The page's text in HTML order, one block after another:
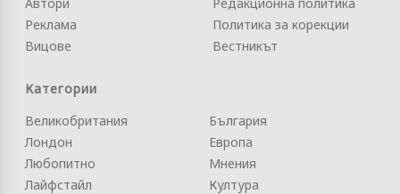
Реклама
Вицове
Политика за корекции
Вестникът
Категории
Великобритания
Лондон
Любопитно
Лайфстайл
България
Европа
Мнения
Култура